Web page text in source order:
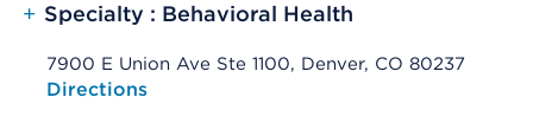
+ Specialty : Behavioral Health
7900 E Union Ave Ste 1100, Denver, CO 80237
Opens native map application on mobile devices
Directions